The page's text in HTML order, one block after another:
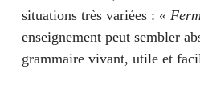
Niveau débutant B2 - Niveau
situations très variées : «
enseignement peut sembler
grammaire vivant, utile et